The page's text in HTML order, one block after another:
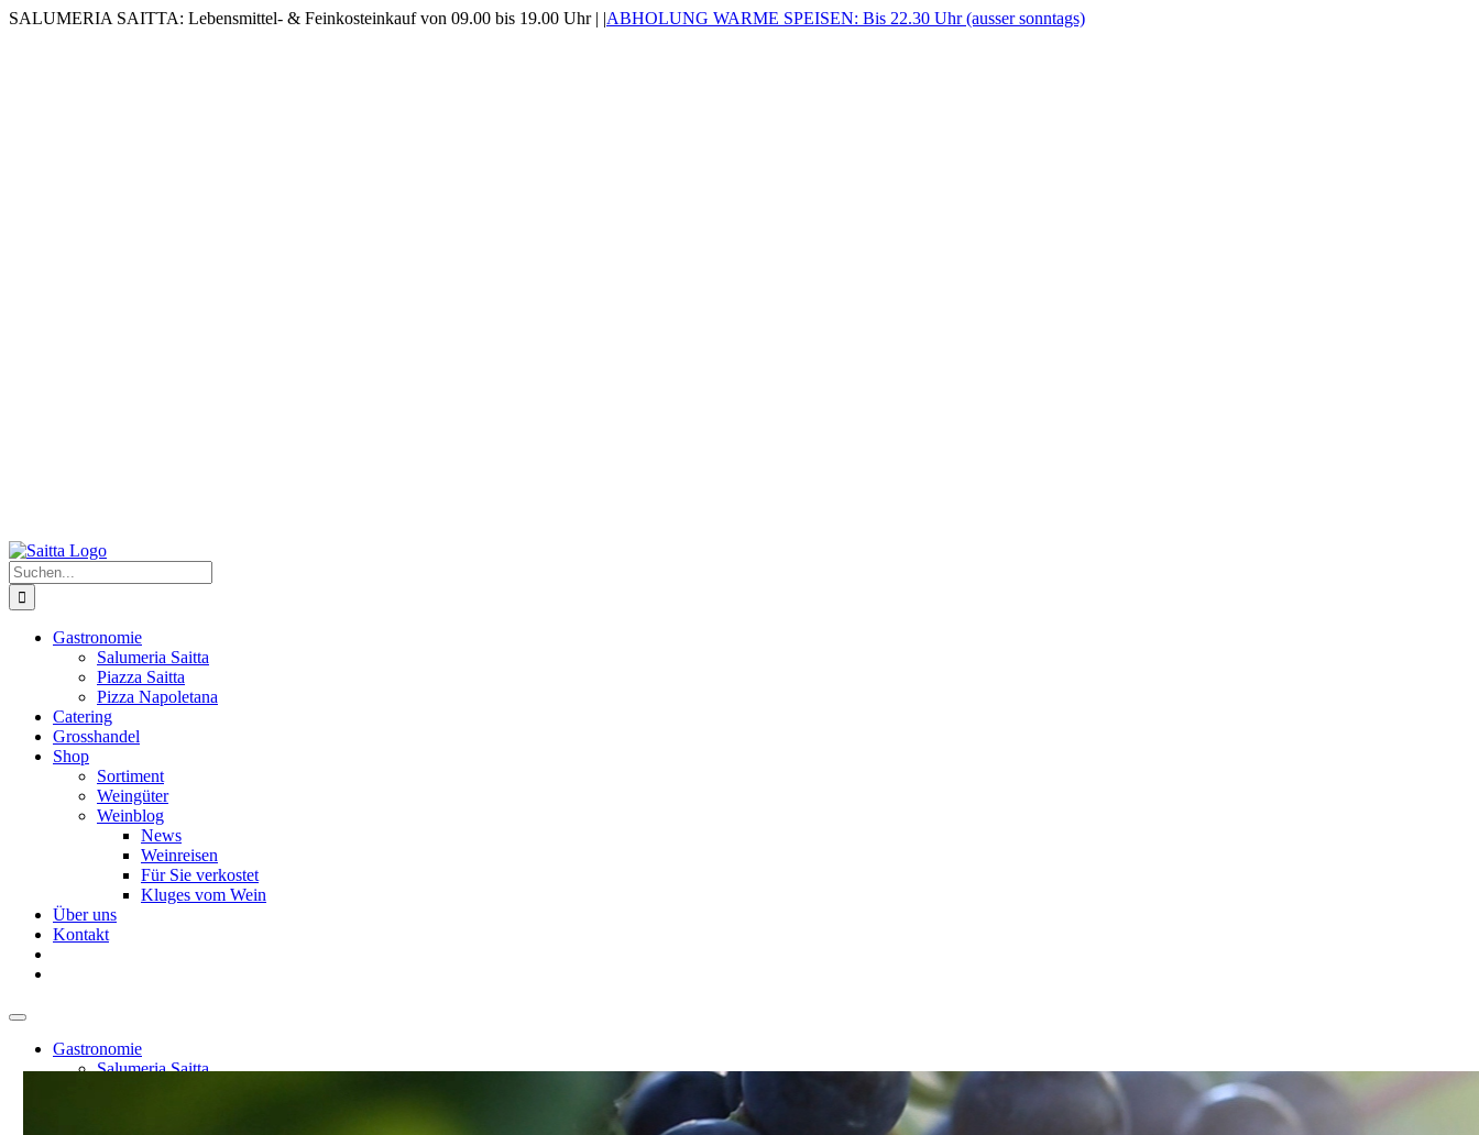
Zum
SALUMERIA SAITTA: Lebensmittel- & Feinkosteinkauf von 09.00 bis 19.00 Uhr | |ABHOLUNG WARME SPEISEN: Bis 22.30 Uhr (ausser sonntags)
Suche
nach:
Gastronomie
Salumeria Saitta
Piazza Saitta
Pizza Napoletana
Catering
Grosshandel
Shop
Sortiment
Weingüter
Weinblog
News
Weinreisen
Für Sie verkostet
Kluges vom Wein
Über uns
Kontakt
Gastronomie
Salumeria Saitta